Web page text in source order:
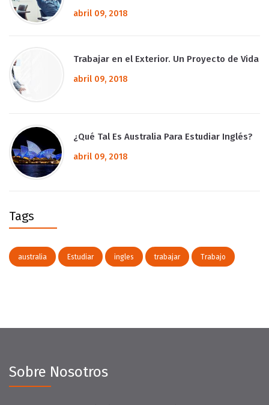
abril 09, 2018
Trabajar en el Exterior. Un Proyecto de Vida
abril 09, 2018
¿Qué Tal Es Australia Para Estudiar Inglés?
abril 09, 2018
Tags
australia Estudiar ingles trabajar Trabajo
Sobre Nosotros